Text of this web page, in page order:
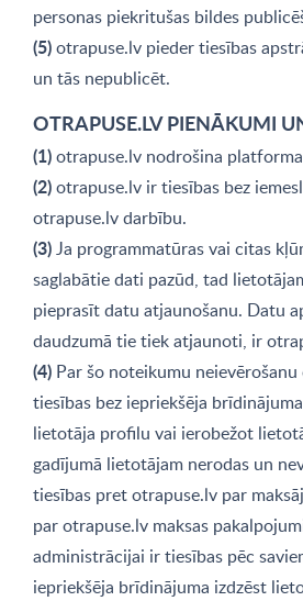
personas piekritušas bildes
(5)otrapuse.lv pieder tiesības
un tās nepublicēt.
OTRAPUSE.LV PIENĀKUMI
(1)otrapuse.lv nodrošina
(2)otrapuse.lv ir tiesības bez
otrapuse.lv darbību.
(3)Ja programmatūras vai citas
saglabātie dati pazūd, tad
pieprasīt datu atjaunošanu. Datu
daudzumā tie tiek atjaunoti, ir
(4) Par šo noteikumu
tiesības bez iepriekšēja
lietotāja profilu vai ierobežot
gadījumā lietotājam nerodas un
tiesības pret otrapuse.lv par
par otrapuse.lv maksas
administrācijai ir tiesības pēc
iepriekšēja brīdinājuma izdzēst